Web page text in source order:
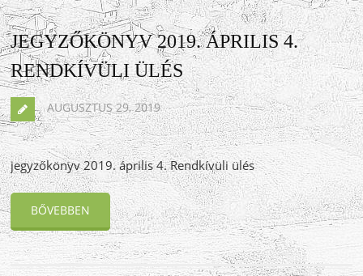
JEGYZŐKÖNYV 2019. ÁPRILIS 4.
RENDKÍVÜLI ÜLÉS
AUGUSZTUS 29, 2019
jegyzőkönyv 2019. április 4. Rendkívüli ülés
BŐVEBBEN